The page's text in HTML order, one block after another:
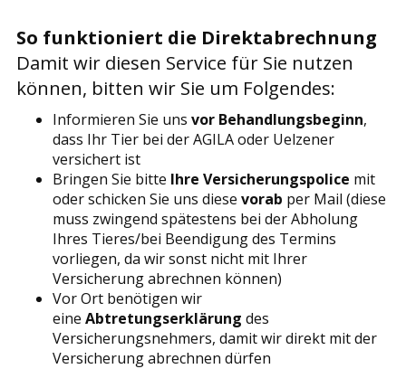
So funktioniert die Direktabrechnung
Damit wir diesen Service für Sie nutzen
können, bitten wir Sie um Folgendes:
Informieren Sie uns vor Behandlungsbeginn,
dass Ihr Tier bei der AGILA oder Uelzener
versichert ist
Bringen Sie bitte Ihre Versicherungspolice mit
oder schicken Sie uns diese vorab per Mail (diese
muss zwingend spätestens bei der Abholung
Ihres Tieres/bei Beendigung des Termins
vorliegen, da wir sonst nicht mit Ihrer
Versicherung abrechnen können)
Vor Ort benötigen wir
eine Abtretungserklärung des
Versicherungsnehmers, damit wir direkt mit der
Versicherung abrechnen dürfen